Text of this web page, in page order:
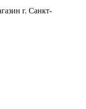
г. Санкт-